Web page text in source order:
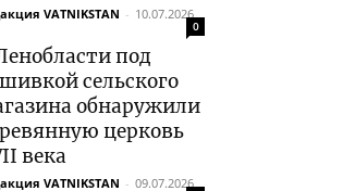
VATNIKSTAN - 10.07.2026
0
под
сельского
обнаружили
церковь
века
VATNIKSTAN - 09.07.2026